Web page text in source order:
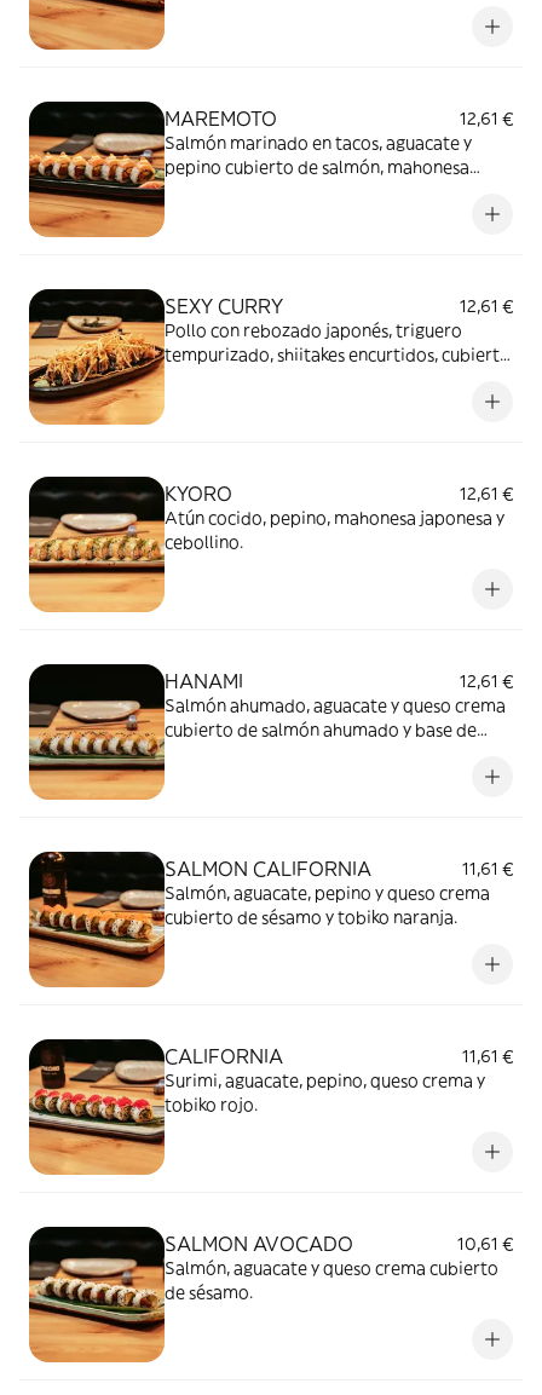
MAREMOTO
12,61 €
Salmón marinado en tacos, aguacate y
pepino cubierto de salmón, mahonesa
SEXY CURRY
12,61 €
Pollo con rebozado japonés, triguero
tempurizado, shiitakes encurtidos, cubierto
KYORO
12,61 €
Atún cocido, pepino, mahonesa japonesa y
cebollino.
HANAMI
12,61 €
Salmón ahumado, aguacate y queso crema
cubierto de salmón ahumado y base de
SALMON CALIFORNIA
11,61 €
Salmón, aguacate, pepino y queso crema
cubierto de sésamo y tobiko naranja.
CALIFORNIA
11,61 €
Surimi, aguacate, pepino, queso crema y
tobiko rojo.
SALMON AVOCADO
10,61 €
Salmón, aguacate y queso crema cubierto
de sésamo.